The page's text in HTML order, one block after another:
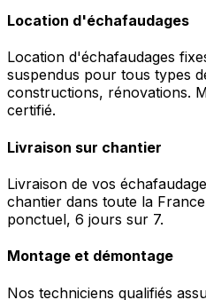
Location d'échafaudages
Location d'échafaudages
suspendus pour tous types
constructions, rénovations.
certifié.
Livraison sur chantier
Livraison de vos
chantier dans toute la
ponctuel, 6 jours sur 7.
Montage et démontage
Nos techniciens qualifiés